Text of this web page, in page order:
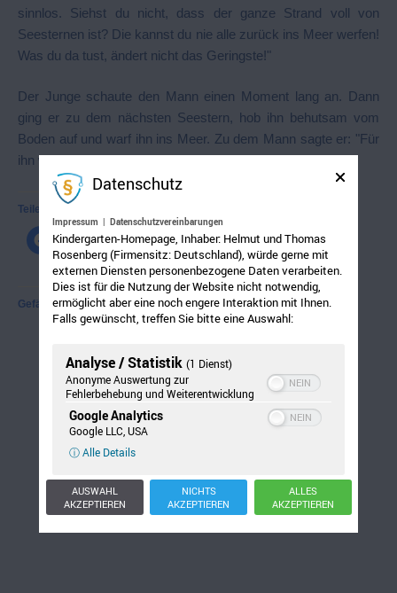
sinnlos. Siehst du nicht, dass der ganze Strand voll von
Seesternen ist? Die kannst du nie alle zurück ins Meer werfen!
Was du da tust, ändert nicht das Geringste!"
Der Junge schaute den Mann einen Moment lang an. Dann
ging er zu dem nächsten Seestern, hob ihn behutsam vom
Boden auf und warf ihn ins Meer. Zu dem Mann sagte er: "Für
ihn wird es etwas ändern!"
Teilen mit:
Gefällt mir:
Datenschutz
Impressum | Datenschutzvereinbarungen
Kindergarten-Homepage, Inhaber: Helmut und Thomas
Rosenberg (Firmensitz: Deutschland), würde gerne mit
externen Diensten personenbezogene Daten verarbeiten.
Dies ist für die Nutzung der Website nicht notwendig,
ermöglicht aber eine noch engere Interaktion mit Ihnen.
Falls gewünscht, treffen Sie bitte eine Auswahl:
Analyse / Statistik (1 Dienst)
Anonyme Auswertung zur
Fehlerbehebung und Weiterentwicklung
Google Analytics
Google LLC, USA
ⓘ Alle Details
AUSWAHL
AKZEPTIEREN
NICHTS
AKZEPTIEREN
ALLES
AKZEPTIEREN